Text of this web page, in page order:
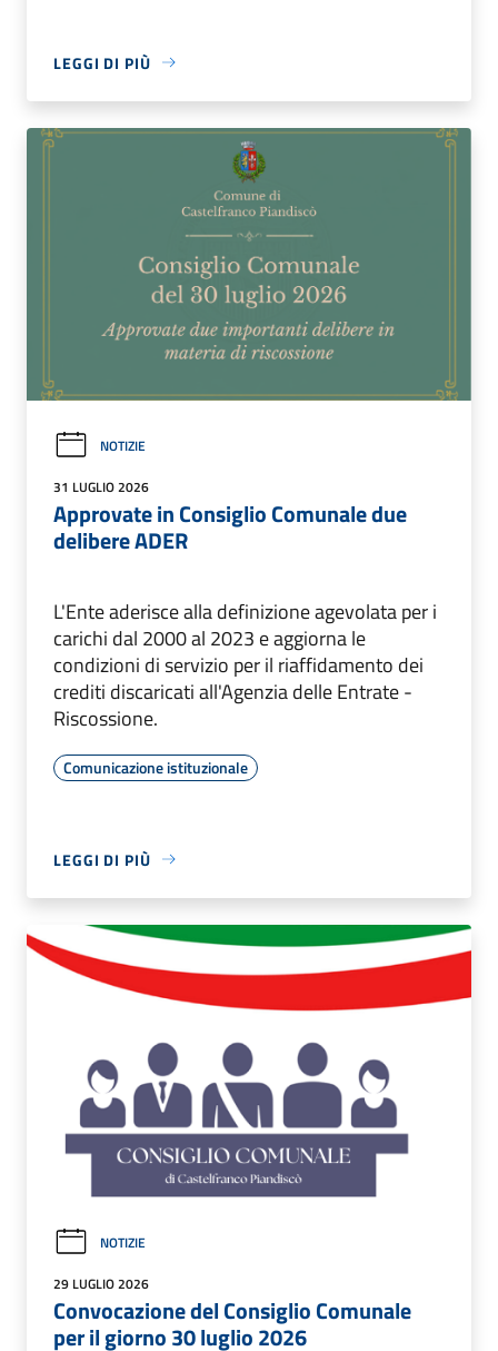
LEGGI DI PIÙ
NOTIZIE
31 LUGLIO 2026
Approvate in Consiglio Comunale due
delibere ADER
L'Ente aderisce alla definizione agevolata per i
carichi dal 2000 al 2023 e aggiorna le
condizioni di servizio per il riaffidamento dei
crediti discaricati all'Agenzia delle Entrate -
Riscossione.
Comunicazione istituzionale
LEGGI DI PIÙ
NOTIZIE
29 LUGLIO 2026
Convocazione del Consiglio Comunale
per il giorno 30 luglio 2026